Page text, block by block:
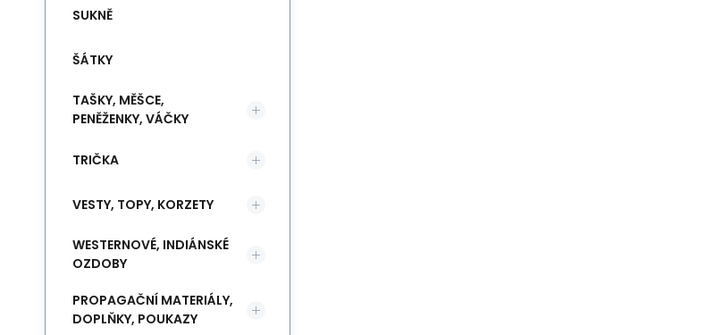
SUKNĚ
ŠÁTKY
TAŠKY, MĚŠCE,
PENĚŽENKY, VÁČKY
TRIČKA
VESTY, TOPY, KORZETY
WESTERNOVÉ, INDIÁNSKÉ
OZDOBY
PROPAGAČNÍ MATERIÁLY,
DOPLŇKY, POUKAZY